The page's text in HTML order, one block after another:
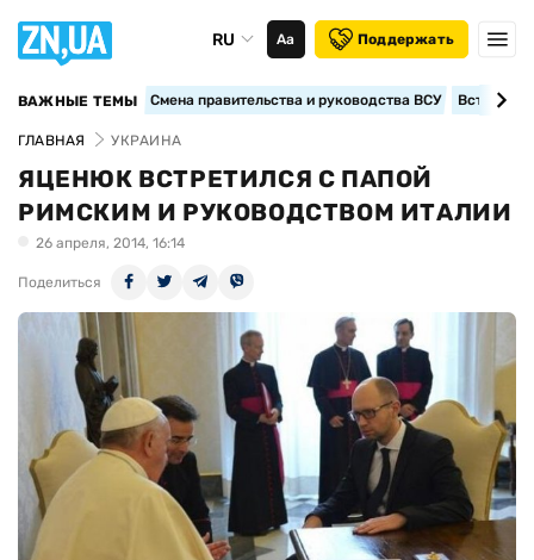
RU Аа Поддержать
ВАЖНЫЕ ТЕМЫ Смена правительства и руководства ВСУ
ГЛАВНАЯ УКРАИНА
ЯЦЕНЮК ВСТРЕТИЛСЯ С ПАПОЙ
РИМСКИМ И РУКОВОДСТВОМ ИТАЛИИ
26 апреля, 2014, 16:14
Поделиться